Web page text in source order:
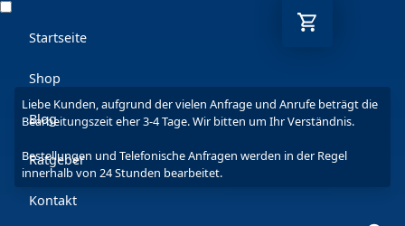
Startseite
Shop
Blog
Ratgeber
Kontakt
Liebe Kunden, aufgrund der vielen Anfrage und Anrufe beträgt die
Bearbeitungszeit eher 3-4 Tage. Wir bitten um Ihr Verständnis.
Bestellungen und Telefonische Anfragen werden in der Regel
innerhalb von 24 Stunden bearbeitet.